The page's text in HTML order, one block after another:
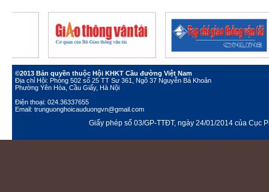
©2013 Bản quyền thuộc Hội KHKT Cầu đường Việt Nam
Địa chỉ Hội: Phòng 502 số 25 TT Sư 361, Ngõ 37 Nguyễn Bá Khoản
Phường Yên Hòa, Cầu Giấy, Hà Nội
Điện thoại: 024.36337655
Email: trunguonghoicauduongvn@gmail.com
Giấy phép số 03/GP-TTĐT, ngày 24/01/2014 của Cục